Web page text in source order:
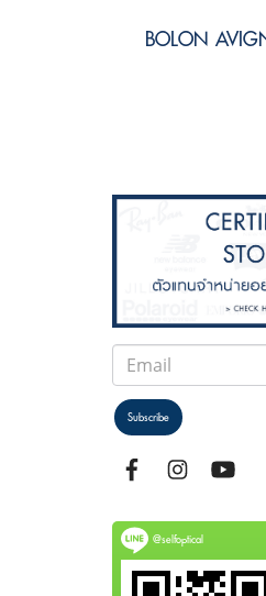
Subscribe
@selfoptical